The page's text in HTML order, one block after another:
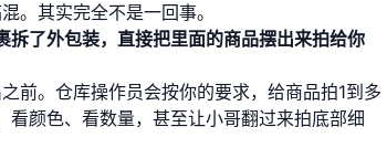
。其实完全不是一回事。
拆了外包装，直接把里面的商品摆出来拍给你
前。仓库操作员会按你的要求，给商品拍1到多
颜色、看数量，甚至让小哥翻过来拍底部细